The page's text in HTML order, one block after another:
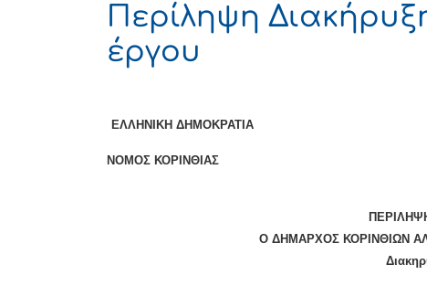
Περίληψη
έργου
ΕΛΛΗΝΙΚΗ
ΝΟΜΟΣ ΚΟΡΙΝΘΙΑΣ
Ο ΔΗΜΑΡΧΟΣ ΚΟΡΙΝΘΙΩΝ